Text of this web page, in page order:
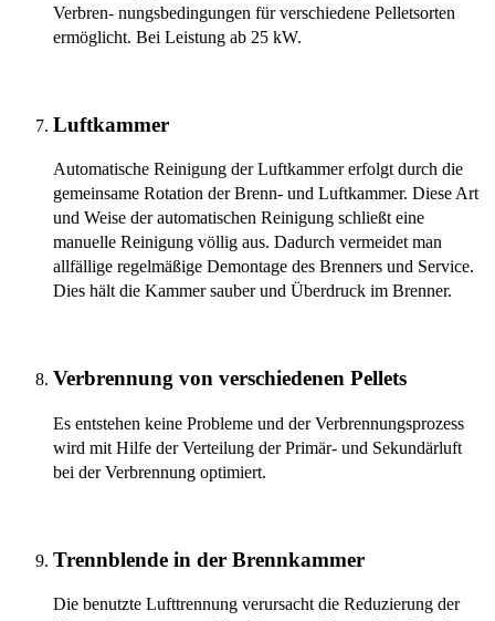
Verbren- nungsbedingungen für verschiedene Pelletsorten
ermöglicht. Bei Leistung ab 25 kW.
Luftkammer
Automatische Reinigung der Luftkammer erfolgt durch die
gemeinsame Rotation der Brenn- und Luftkammer. Diese Art
und Weise der automatischen Reinigung schließt eine
manuelle Reinigung völlig aus. Dadurch vermeidet man
allfällige regelmäßige Demontage des Brenners und Service.
Dies hält die Kammer sauber und Überdruck im Brenner.
Verbrennung von verschiedenen Pellets
Es entstehen keine Probleme und der Verbrennungsprozess
wird mit Hilfe der Verteilung der Primär- und Sekundärluft
bei der Verbrennung optimiert.
Trennblende in der Brennkammer
Die benutzte Lufttrennung verursacht die Reduzierung der